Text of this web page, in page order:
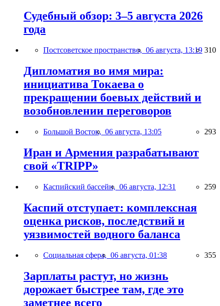
Судебный обзор: 3–5 августа 2026
года
Постсоветское пространство, 06 августа, 13:19 310
Дипломатия во имя мира:
инициатива Токаева о
прекращении боевых действий и
возобновлении переговоров
Большой Восток, 06 августа, 13:05 293
Иран и Армения разрабатывают
свой «TRIPP»
Каспийский бассейн, 06 августа, 12:31 259
Каспий отступает: комплексная
оценка рисков, последствий и
уязвимостей водного баланса
Социальная сфера, 06 августа, 01:38 355
Зарплаты растут, но жизнь
дорожает быстрее там, где это
заметнее всего